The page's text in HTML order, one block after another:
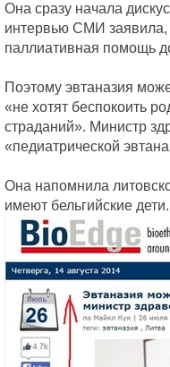
Она сразу начала
интервью СМИ заявила,
паллиативная помощь
Поэтому эвтаназия
«не хотят беспокоить
страданий». Министр
«педиатрической
Она напомнила
имеют бельгийские дети.